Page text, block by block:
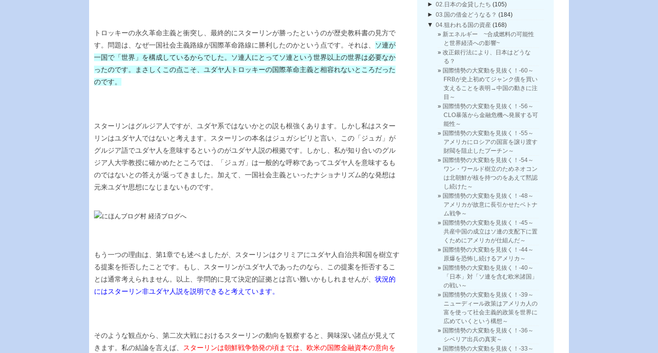
トロッキーの永久革命主義と衝突し、最終的にスターリンが勝ったというのが歴史教科書の見方で
す。問題は、なぜ一国社会主義路線が国際革命路線に勝利したのかという点です。それは、
ソ連が
一国で「世界」を構成しているからでした。ソ連人にとってソ連という世界以上の世界は必要なか
ったのです。まさしくこの点こそ、ユダヤ人トロッキーの国際革命主義と相容れないところだった
のです。
スターリンはグルジア人ですが、ユダヤ系ではないかとの説も根強くあります。しかし私はスター
リンはユダヤ人ではないと考えます。スターリンの本名はジュガシビリと言い、この「ジュガ」が
グルジア語でユダヤ人を意味するというのがユダヤ人説の根拠です。しかし、私が知り合いのグル
ジア人大学教授に確かめたところでは、「ジュガ」は一般的な呼称であってユダヤ人を意味するも
のではないとの答えが返ってきました。加えて、一国社会主義といったナショナリズム的な発想は
元来ユダヤ思想になじまないものです。
もう一つの理由は、第1章でも述べましたが、スターリンはクリミアにユダヤ人自治共和国を樹立す
る提案を拒否したことです。もし、スターリンがユダヤ人であったのなら、この提案を拒否するこ
とは通常考えられません。以上、学問的に見て決定的証拠とは言い難いかもしれませんが、 状況的
にはスターリン非ユダヤ人説を説明できると考えています。
そのような観点から、第二次大戦におけるスターリンの動向を観察すると、興味深い諸点が見えて
きます。私の結論を言えば、 スターリンは朝鮮戦争勃発の頃までは、欧米の国際金融資本の意向を
► 02.日本の金貸したち (105)
► 03.国の借金どうなる？ (184)
▼ 04.狙われる国の資産 (168)
新エネルギー ~合成燃料の可能性
と世界経済への影響~
改正銀行法により、日本はどうな
る？
国際情勢の大変動を見抜く！-60～
FRBが史上初めてジャンク債を買い
支えることを表明→中国の動きに注
目～
国際情勢の大変動を見抜く！-56～
CLO暴落から金融危機へ発展する可
能性～
国際情勢の大変動を見抜く！-55～
アメリカにロシアの国富を譲り渡す
財閥を阻止したプーチン～
国際情勢の大変動を見抜く！-54～
ワン・ワールド樹立のためネオコン
は北朝鮮が核を持つのをあえて黙認
し続けた～
国際情勢の大変動を見抜く！-48～
アメリカが故意に長引かせたベトナ
ム戦争～
国際情勢の大変動を見抜く！-45～
共産中国の成立はソ連の支配下に置
くためにアメリカが仕組んだ～
国際情勢の大変動を見抜く！-44～
原爆を恐怖し続けるアメリカ～
国際情勢の大変動を見抜く！-40～
「日本」対「ソ連を含む欧米諸国」
の戦い～
国際情勢の大変動を見抜く！-39～
ニューディール政策はアメリカ人の
富を使って社会主義的政策を世界に
広めていくという構想～
国際情勢の大変動を見抜く！-36～
シベリア出兵の真実～
国際情勢の大変動を見抜く！-33～